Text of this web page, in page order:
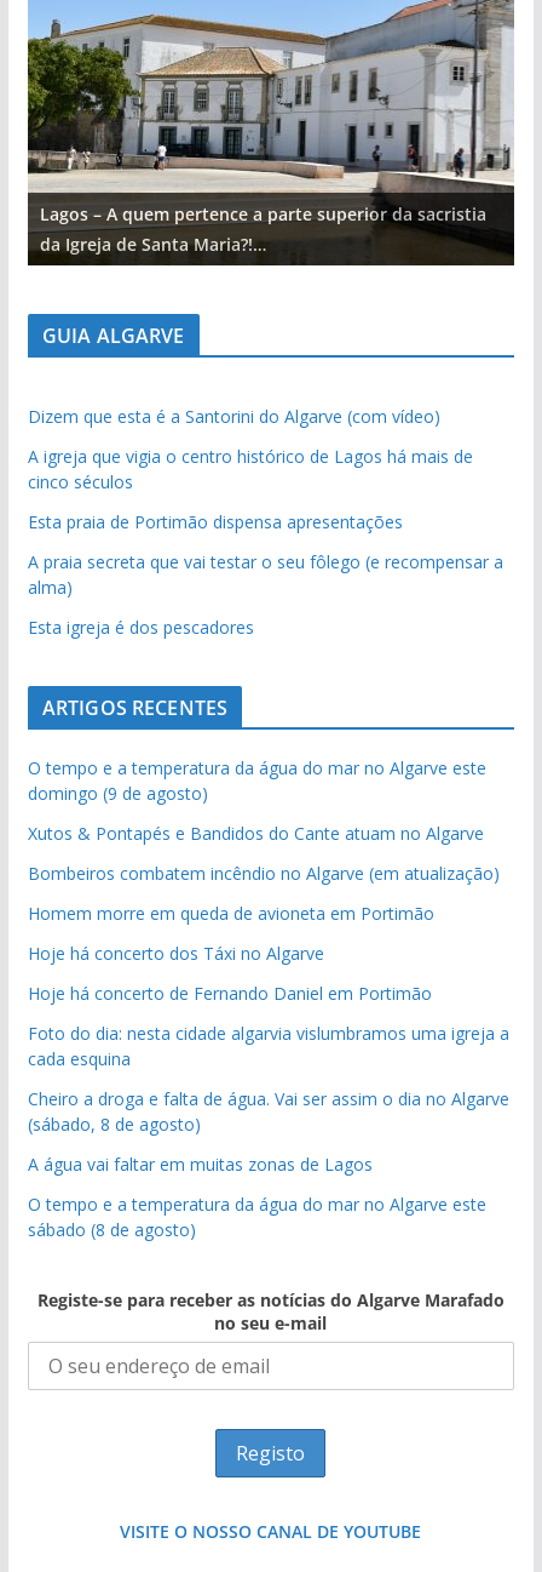
Lagos – A quem pertence a parte superior da sacristia
da Igreja de Santa Maria?!…
GUIA ALGARVE
Dizem que esta é a Santorini do Algarve (com vídeo)
A igreja que vigia o centro histórico de Lagos há mais de
cinco séculos
Esta praia de Portimão dispensa apresentações
A praia secreta que vai testar o seu fôlego (e recompensar a
alma)
Esta igreja é dos pescadores
ARTIGOS RECENTES
O tempo e a temperatura da água do mar no Algarve este
domingo (9 de agosto)
Xutos & Pontapés e Bandidos do Cante atuam no Algarve
Bombeiros combatem incêndio no Algarve (em atualização)
Homem morre em queda de avioneta em Portimão
Hoje há concerto dos Táxi no Algarve
Hoje há concerto de Fernando Daniel em Portimão
Foto do dia: nesta cidade algarvia vislumbramos uma igreja a
cada esquina
Cheiro a droga e falta de água. Vai ser assim o dia no Algarve
(sábado, 8 de agosto)
A água vai faltar em muitas zonas de Lagos
O tempo e a temperatura da água do mar no Algarve este
sábado (8 de agosto)
Registe-se para receber as notícias do Algarve Marafado
no seu e-mail
VISITE O NOSSO CANAL DE YOUTUBE